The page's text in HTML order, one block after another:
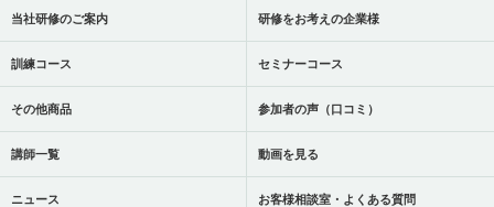
当社研修のご案内 研修をお考えの企業様
訓練コース セミナーコース
その他商品 参加者の声（口コミ）
講師一覧 動画を見る
ニュース お客様相談室・よくある質問